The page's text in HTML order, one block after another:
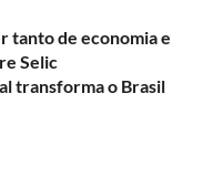
tanto de economia e
Selic
transforma o Brasil